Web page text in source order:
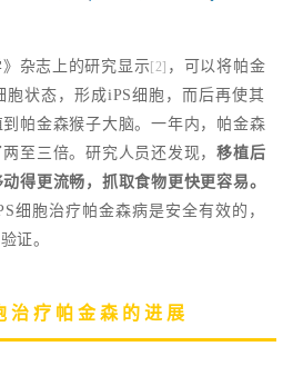
杂志上的研究显示[2] ，可以将帕金
状态，形成iPS细胞，而后再使其
帕金森猴子大脑。一年内，帕金森
至三倍。研究人员还发现， 移植后
得更流畅，抓取食物更快更容易。
细胞治疗帕金森病是安全有效的，
证。
治疗帕金森的进展